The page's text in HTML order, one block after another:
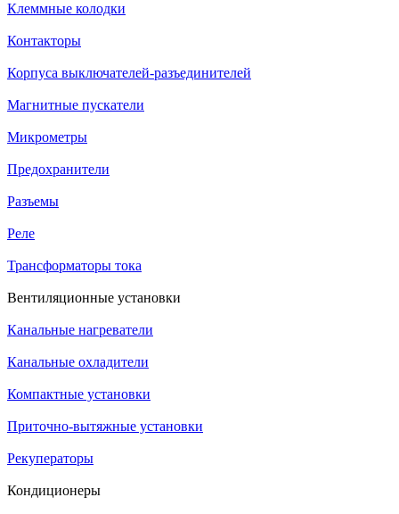
Клеммные колодки
Контакторы
Корпуса выключателей-разъединителей
Магнитные пускатели
Микрометры
Предохранители
Разъемы
Реле
Трансформаторы тока
Вентиляционные установки
Канальные нагреватели
Канальные охладители
Компактные установки
Приточно-вытяжные установки
Рекуператоры
Кондиционеры